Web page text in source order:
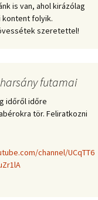
is van, ahol kirázólag
kontent folyik.
szeretettel!
futamai
időről időre
tör. Feliratkozni
channel/UCqTT6